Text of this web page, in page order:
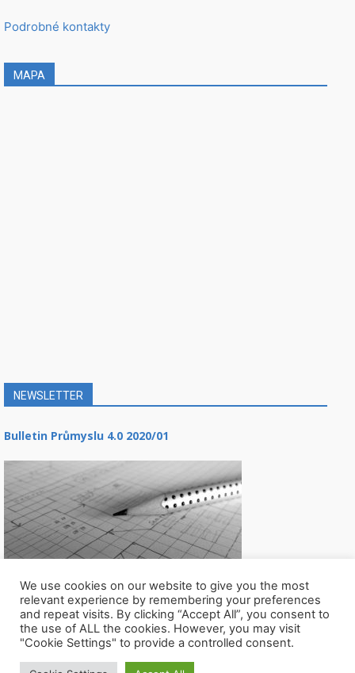
Podrobné kontakty
MAPA
NEWSLETTER
Bulletin Průmyslu 4.0 2020/01
We use cookies on our website to give you the most
relevant experience by remembering your preferences
and repeat visits. By clicking “Accept All”, you consent to
the use of ALL the cookies. However, you may visit
"Cookie Settings" to provide a controlled consent.